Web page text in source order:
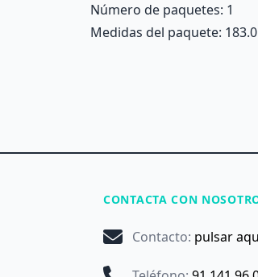
Número de paquetes: 1
Medidas del paquete:
CONTACTA CON
Contacto: pulsar